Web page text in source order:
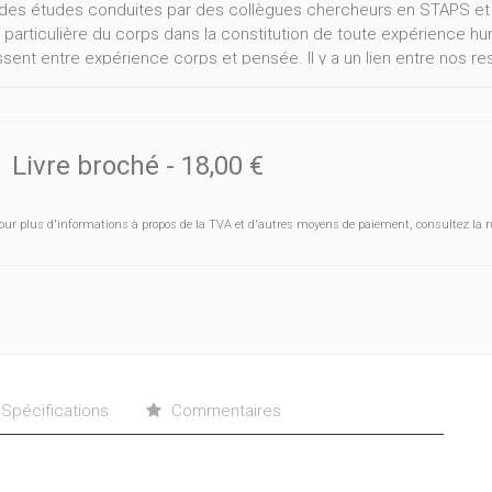
études conduites par des collègues chercheurs en STAPS
particulière du corps dans la constitution de toute expérience
entre expérience corps et pensée. Il y a un lien entre nos
l’acteur ; ils renferment aussi des dimensions cachées
et valeurs par lesquelles les individus vivent leurs
pour mieux comprendre aussi leur transmission dans une
Livre broché - 18,00 €
plus d'informations à propos de la TVA et d'autres moyens de paiement, consultez la
Spécifications Commentaires